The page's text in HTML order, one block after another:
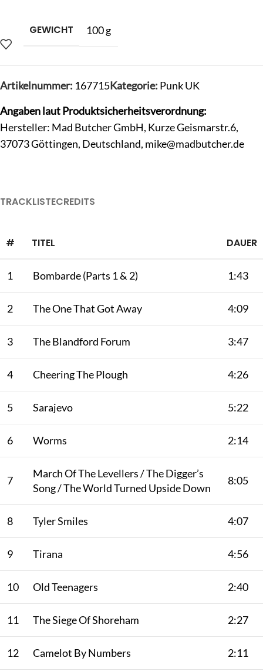
GEWICHT 100 g
Artikelnummer: 167715Kategorie: Punk UK
Angaben laut Produktsicherheitsverordnung:
Hersteller: Mad Butcher GmbH, Kurze Geismarstr.6,
37073 Göttingen, Deutschland, mike@madbutcher.de
TRACKLISTECREDITS
# TITEL DAUER
1 Bombarde (Parts 1 & 2) 1:43
2 The One That Got Away 4:09
3 The Blandford Forum 3:47
4 Cheering The Plough 4:26
5 Sarajevo 5:22
6 Worms 2:14
7
March Of The Levellers / The Digger’s
Song / The World Turned Upside Down
8:05
8 Tyler Smiles 4:07
9 Tirana 4:56
10 Old Teenagers 2:40
11 The Siege Of Shoreham 2:27
12 Camelot By Numbers 2:11